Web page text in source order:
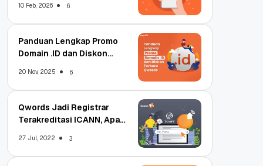
10 Feb, 2026 6
Panduan Lengkap Promo
Domain .ID dan Diskon
20 Nov, 2025 6
Qwords Jadi Registrar
Terakreditasi ICANN, Apa
27 Jul, 2022 3